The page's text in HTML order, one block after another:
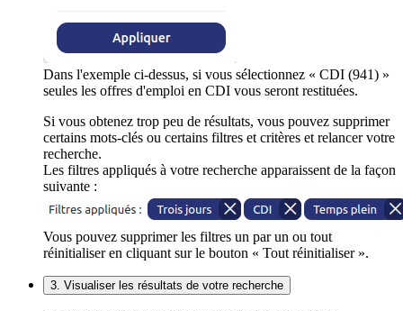
Dans l'exemple ci-dessus, si vous sélectionnez « CDI (941) »
seules les offres d'emploi en CDI vous seront restituées.
Si vous obtenez trop peu de résultats, vous pouvez supprimer
certains mots-clés ou certains filtres et critères et relancer votre
recherche.
Les filtres appliqués à votre recherche apparaissent de la façon
suivante :
Vous pouvez supprimer les filtres un par un ou tout
réinitialiser en cliquant sur le bouton « Tout réinitialiser ».
3. Visualiser les résultats de votre recherche